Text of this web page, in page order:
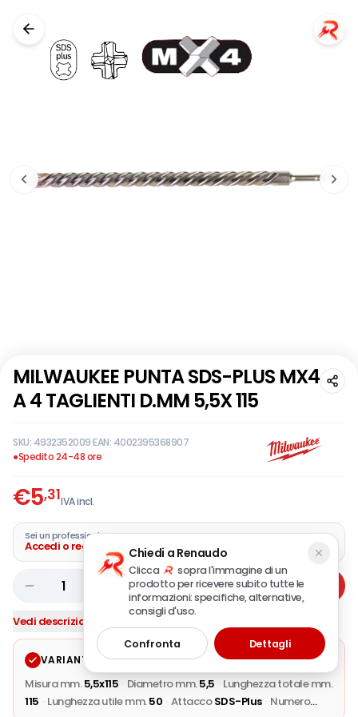
MILWAUKEE PUNTA SDS-PLUS MX4
A 4 TAGLIENTI D.MM 5,5X 115
SKU: 4932352009·EAN: 4002395368907
●Spedito 24-48 ore
€5,31IVA incl.
Sei un professionista?
Accedi o registra la tua azienda
1 Aggiungi
Vedi descrizione completa
VARIANTE SELEZIONATA Modifica
Misura mm. 5,5x115 · Diametro mm.5,5 · Lunghezza totale mm.
115 · Lunghezza utile mm.50 · Attacco SDS-Plus · Numero
Chiedi a Renaudo
Clicca
sopra l'immagine di un
prodotto per ricevere subito tutte le
informazioni: specifiche, alternative,
consigli d'uso.
Confronta Dettagli